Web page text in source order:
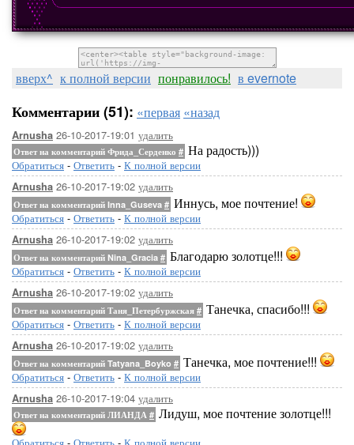
вверх^ к полной версии понравилось! в evernote
Комментарии (51): «первая «назад
Arnusha 26-10-2017-19:01 удалить
Ответ на комментарий Фрида_Серденко # На радость)))
Обратиться - Ответить - К полной версии
Arnusha 26-10-2017-19:02 удалить
Ответ на комментарий Inna_Guseva # Иннусь, мое почтение!
Обратиться - Ответить - К полной версии
Arnusha 26-10-2017-19:02 удалить
Ответ на комментарий Nina_Gracia # Благодарю золотце!!!
Обратиться - Ответить - К полной версии
Arnusha 26-10-2017-19:02 удалить
Ответ на комментарий Таня_Петербуржская # Танечка, спасибо!!!
Обратиться - Ответить - К полной версии
Arnusha 26-10-2017-19:02 удалить
Ответ на комментарий Tatyana_Boyko # Танечка, мое почтение!!!
Обратиться - Ответить - К полной версии
Arnusha 26-10-2017-19:04 удалить
Ответ на комментарий ЛИАНДА # Лидуш, мое почтение золотце!!!